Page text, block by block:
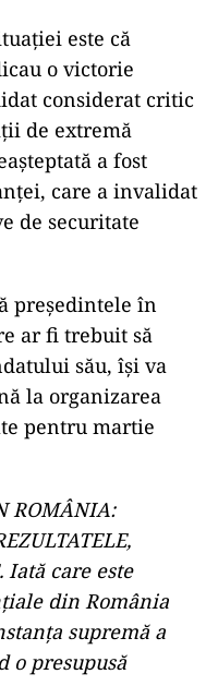
este că
o victorie
considerat critic
de extremă
a fost
care a invalidat
de securitate
președintele în
ar fi trebuit să
său, își va
la organizarea
pentru martie
ROMÂNIA:
Iată care este
din România
supremă a
o presupusă